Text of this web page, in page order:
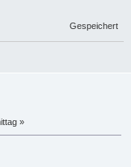
Gespeichert
»